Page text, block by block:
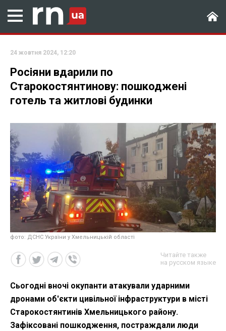
24 жовтня 2024, 12:20
Росіяни вдарили по
Старокостянтинову: пошкоджені
готель та житлові будинки
фото: ДСНС України у Хмельницькій області
Читайте также
на русском языке
Сьогодні вночі окупанти атакували ударними
дронами об'єкти цивільної інфраструктури в місті
Старокостянтинів Хмельницького району.
Зафіксовані пошкодження, постраждали люди